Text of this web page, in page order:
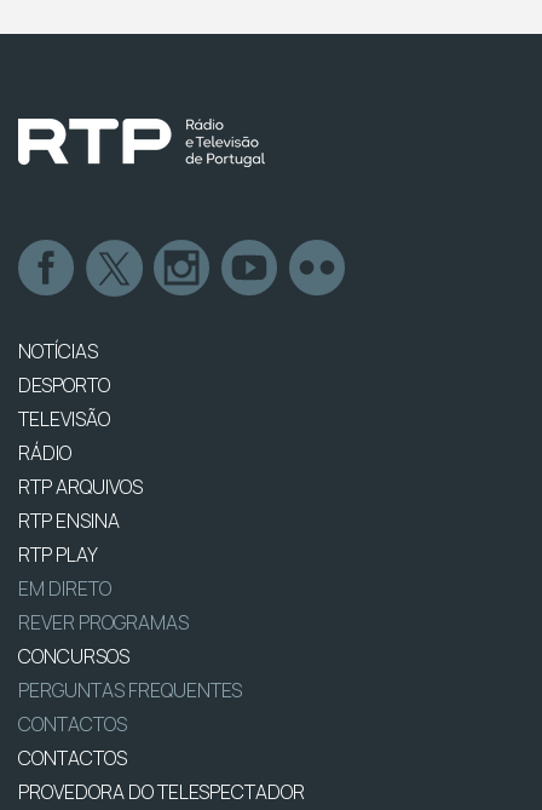
NOTÍCIAS
DESPORTO
TELEVISÃO
RÁDIO
RTP ARQUIVOS
RTP ENSINA
RTP PLAY
EM DIRETO
REVER PROGRAMAS
CONCURSOS
PERGUNTAS FREQUENTES
CONTACTOS
CONTACTOS
PROVEDORA DO TELESPECTADOR